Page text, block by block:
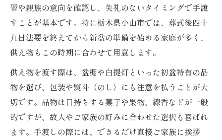
習や親族の意向を確認し、失礼のないタイミングで手渡
すことが基本です。特に栃木県小山市では、葬式後四十
九日法要を終えてから新盆の準備を始める家庭が多く、
供え物もこの時期に合わせて用意します。
供え物を渡す際は、盆棚や白提灯といった初盆特有の品
物を選び、包装や熨斗（のし）にも注意を払うことが大
切です。品物は日持ちする菓子や果物、線香などが一般
的ですが、故人やご家族の好みに合わせた選択も喜ばれ
ます。手渡しの際には、できるだけ直接ご家族に挨拶